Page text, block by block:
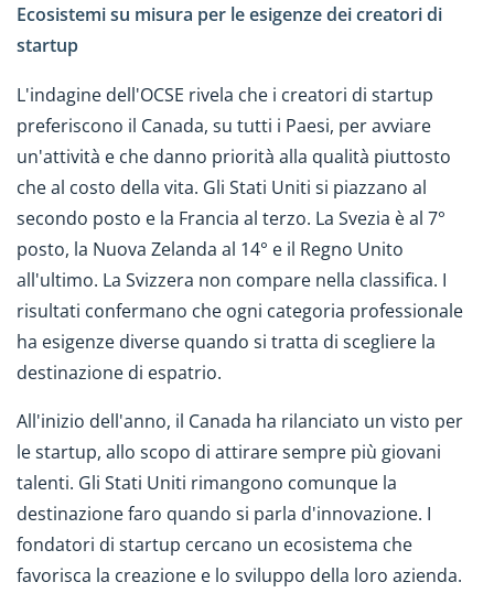
Ecosistemi su misura per le esigenze dei creatori di
startup
L'indagine dell'OCSE rivela che i creatori di startup
preferiscono il Canada, su tutti i Paesi, per avviare
un'attività e che danno priorità alla qualità piuttosto
che al costo della vita. Gli Stati Uniti si piazzano al
secondo posto e la Francia al terzo. La Svezia è al 7°
posto, la Nuova Zelanda al 14° e il Regno Unito
all'ultimo. La Svizzera non compare nella classifica. I
risultati confermano che ogni categoria professionale
ha esigenze diverse quando si tratta di scegliere la
destinazione di espatrio.
All'inizio dell'anno, il Canada ha rilanciato un visto per
le startup, allo scopo di attirare sempre più giovani
talenti. Gli Stati Uniti rimangono comunque la
destinazione faro quando si parla d'innovazione. I
fondatori di startup cercano un ecosistema che
favorisca la creazione e lo sviluppo della loro azienda.